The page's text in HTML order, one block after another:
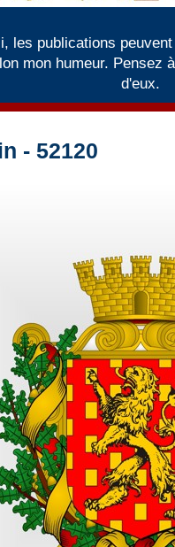
les publications
mon humeur. Pensez
d'eux.
- 52120